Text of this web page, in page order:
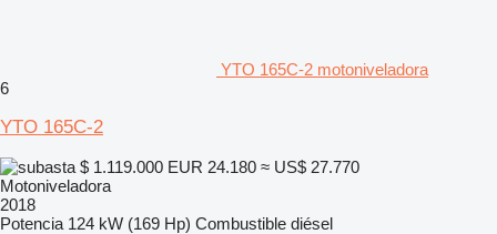
YTO 165C-2 motoniveladora
6
YTO 165C-2
$ 1.119.000 EUR 24.180 ≈ US$ 27.770
Motoniveladora
2018
Potencia 124 kW (169 Hp) Combustible diésel